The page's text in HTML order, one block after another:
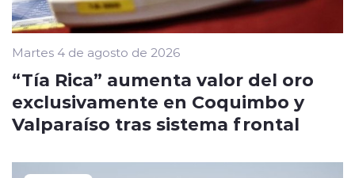
Martes 4 de agosto de 2026
“Tía Rica” aumenta valor del oro
exclusivamente en Coquimbo y
Valparaíso tras sistema frontal